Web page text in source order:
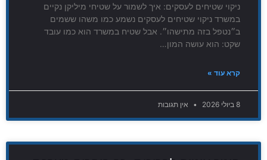
ניקוי שטיחים לעסקים: איך לשמור על שטיחי מיליקן נקיים
במשרד ניקוי שטיחים לעסקים נשמע כמו משהו ששמים
ב״נטפל בזה מתישהו״. אבל שטיח במשרד הוא כמו עובד
שקט: הוא עושה המון…
קרא עוד »
8 ביולי 2026 אין תגובות